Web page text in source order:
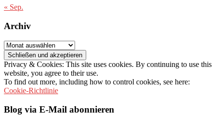
« Sep.
Archiv
Archiv
Privacy & Cookies: This site uses cookies. By continuing to use this
website, you agree to their use.
To find out more, including how to control cookies, see here:
Cookie-Richtlinie
Blog via E-Mail abonnieren